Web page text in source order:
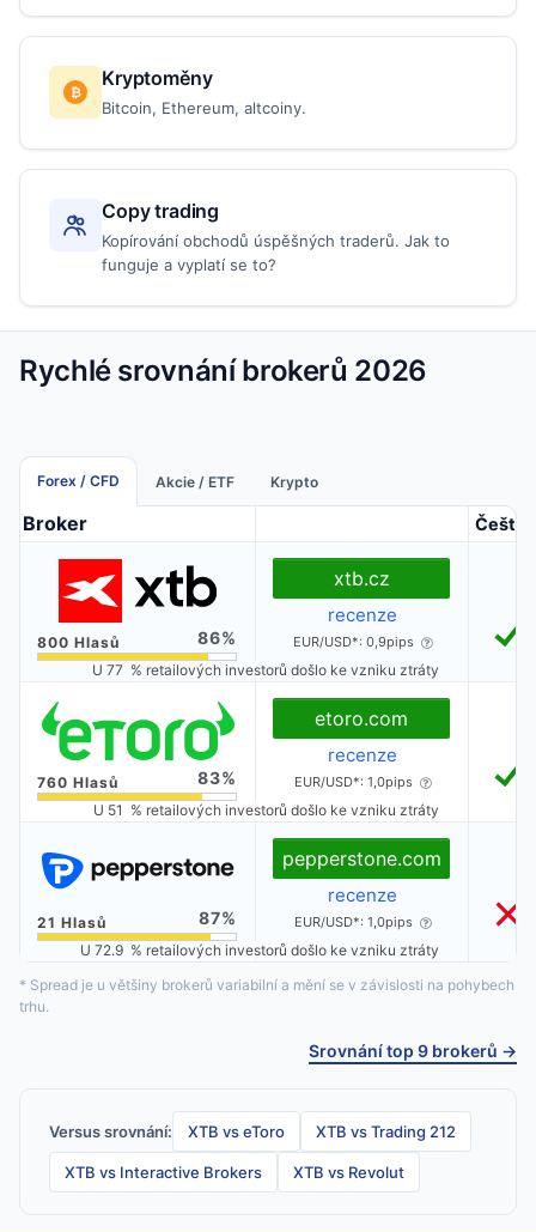
₿
Kryptoměny
Bitcoin, Ethereum, altcoiny.
Copy trading
Kopírování obchodů úspěšných traderů. Jak to
funguje a vyplatí se to?
Rychlé srovnání brokerů 2026
Forex / CFD Akcie / ETF Krypto
Broker
86
xtb.cz
recenze
EUR/USD*: 0,9pips
U 77 % retailových investorů došlo ke vzniku ztráty
83
etoro.com
recenze
EUR/USD*: 1,0pips
U 51 % retailových investorů došlo ke vzniku ztráty
87
pepperstone.com
recenze
EUR/USD*: 1,0pips
U 72.9 % retailových investorů došlo ke vzniku ztráty
* Spread je u většiny brokerů variabilní a mění se v závislosti na pohybech
trhu.
Srovnání top 9 brokerů →
Versus srovnání: XTB vs eToro XTB vs Trading 212
XTB vs Interactive Brokers XTB vs Revolut